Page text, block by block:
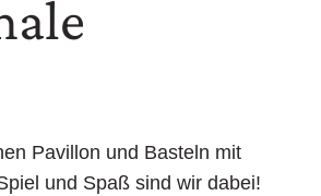
Pavillon und Basteln mit
und Spaß sind wir dabei!